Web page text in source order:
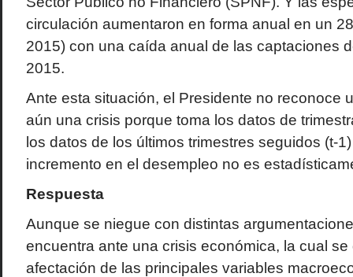
circulación aumentaron en forma anual en un
2015) con una caída anual de las captaciones
2015.
Ante esta situación, el Presidente no reconoce
aún una crisis porque toma los datos de
los datos de los últimos trimestres seguidos (t-
incremento en el desempleo no es
Respuesta
Aunque se niegue con distintas
encuentra ante una crisis económica, la cual
afectación de las principales variables